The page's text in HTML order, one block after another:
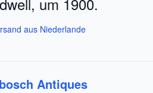
aus Niederlande
Antiques